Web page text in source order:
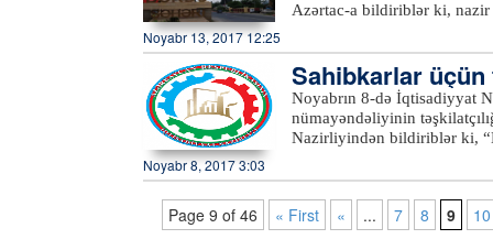
Azərtac-a bildiriblər ki, nazir
Noyabr 13, 2017 12:25
Sahibkarlar
Noyabrın 8-də İqtisadiyyat
nümayəndəliyinin
Nazirliyindən bildiriblər ki,
məhsulların keyfiyyətinin
aparılması, menecmentin
məlumatlar iştirakçıların
Noyabr 8, 2017 3:03
Page 9 of 46 « First « ... 7 8 9 10